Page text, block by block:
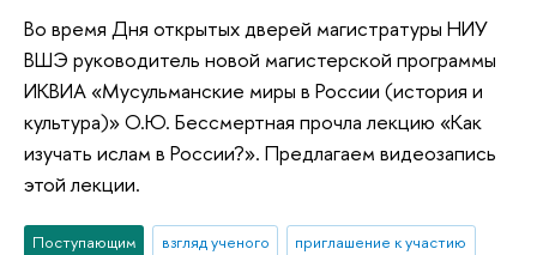
Во время Дня открытых дверей магистратуры НИУ
ВШЭ руководитель новой магистерской программы
ИКВИА «Мусульманские миры в России (история и
культура)» О.Ю. Бессмертная прочла лекцию «Как
изучать ислам в России?». Предлагаем видеозапись
этой лекции.
Поступающим взгляд ученого
приглашение к участию